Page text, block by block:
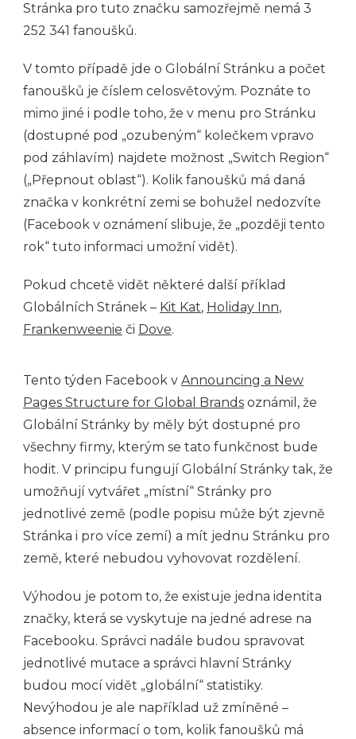
Stránka pro tuto značku samozřejmě nemá 3
252 341 fanoušků.
V tomto případě jde o Globální Stránku a počet
fanoušků je číslem celosvětovým. Poznáte to
mimo jiné i podle toho, že v menu pro Stránku
(dostupné pod „ozubeným“ kolečkem vpravo
pod záhlavím) najdete možnost „Switch Region“
(„Přepnout oblast“). Kolik fanoušků má daná
značka v konkrétní zemi se bohužel nedozvíte
(Facebook v oznámení slibuje, že „později tento
rok“ tuto informaci umožní vidět).
Pokud chcetě vidět některé další příklad
Globálních Stránek – Kit Kat, Holiday Inn,
Frankenweenie či Dove.
Tento týden Facebook v Announcing a New
Pages Structure for Global Brands oznámil, že
Globální Stránky by měly být dostupné pro
všechny firmy, kterým se tato funkčnost bude
hodit. V principu fungují Globální Stránky tak, že
umožňují vytvářet „místní“ Stránky pro
jednotlivé země (podle popisu může být zjevně
Stránka i pro více zemí) a mít jednu Stránku pro
země, které nebudou vyhovovat rozdělení.
Výhodou je potom to, že existuje jedna identita
značky, která se vyskytuje na jedné adrese na
Facebooku. Správci nadále budou spravovat
jednotlivé mutace a správci hlavní Stránky
budou mocí vidět „globální“ statistiky.
Nevýhodou je ale například už zmíněné –
absence informací o tom, kolik fanoušků má